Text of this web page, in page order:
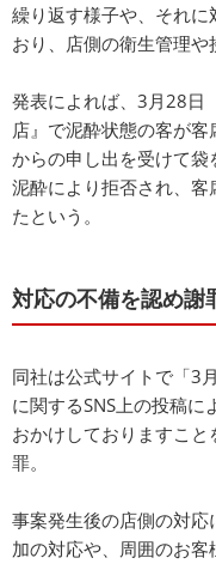
繰り返す様子や、それ
おり、店側の衛生管理や
発表によれば、3月28日
店』で泥酔状態の客が
からの申し出を受けて袋
泥酔により拒否され、
たという。
対応の不備を認め謝
同社は公式サイトで「3
に関するSNS上の投稿
おかけしておりますこ
罪。
事案発生後の店側の対
加の対応や、周囲のお